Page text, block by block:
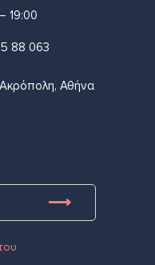
19:00
88 063
Αθήνα